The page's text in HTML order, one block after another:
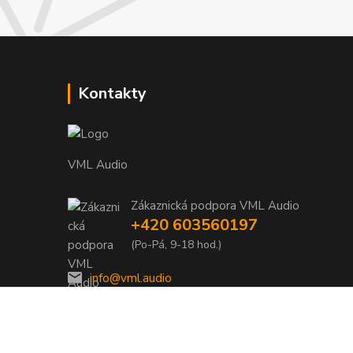
Kontakty
VML Audio
Zákaznická podpora VML Audio
+420 603560197
(Po-Pá, 9-18 hod.)
info@vml.audio